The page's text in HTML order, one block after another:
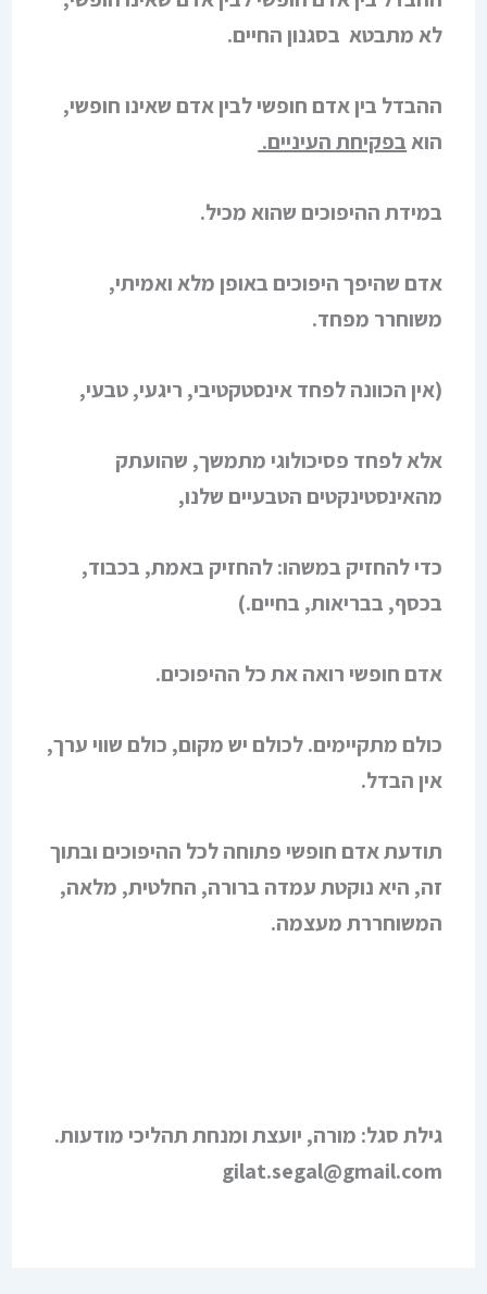
לא מתבטא בסגנון החיים.
ההבדל בין אדם חופשי לבין אדם שאינו חופשי,
הואבפקיחת העיניים.
במידת ההיפוכים שהוא מכיל.
אדם שהיפך היפוכים באופן מלא ואמיתי,
משוחרר מפחד.
(אין הכוונה לפחד אינסטקטיבי, ריגעי, טבעי,
אלא לפחד פסיכולוגי מתמשך, שהועתק
מהאינסטינקטים הטבעיים שלנו,
כדי להחזיק במשהו: להחזיק באמת, בכבוד,
בכסף, בבריאות, בחיים.)
אדם חופשי רואה את כל ההיפוכים.
כולם מתקיימים. לכולם יש מקום, כולם שווי ערך,
אין הבדל.
תודעת אדם חופשי פתוחה לכל ההיפוכים ובתוך
זה, היא נוקטת עמדה ברורה, החלטית, מלאה,
המשוחררת מעצמה.
גילת סגל: מורה, יועצת ומנחת תהליכי מודעות.
gilat.segal@gmail.com